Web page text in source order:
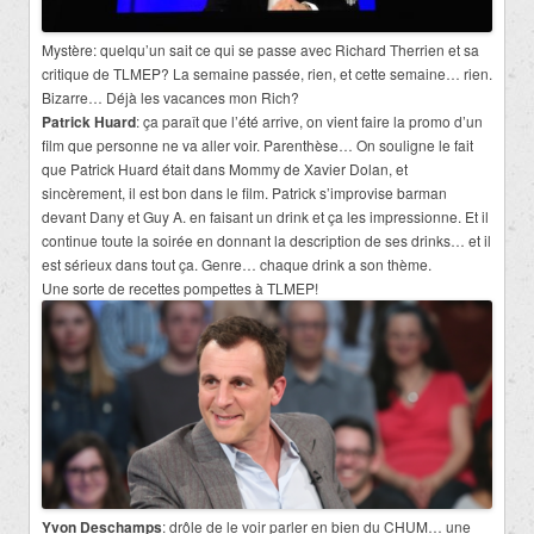
Mystère: quelqu’un sait ce qui se passe avec Richard Therrien et sa
critique de TLMEP? La semaine passée, rien, et cette semaine… rien.
Bizarre… Déjà les vacances mon Rich?
Patrick Huard: ça paraît que l’été arrive, on vient faire la promo d’un
film que personne ne va aller voir. Parenthèse… On souligne le fait
que Patrick Huard était dans Mommy de Xavier Dolan, et
sincèrement, il est bon dans le film. Patrick s’improvise barman
devant Dany et Guy A. en faisant un drink et ça les impressionne. Et il
continue toute la soirée en donnant la description de ses drinks… et il
est sérieux dans tout ça. Genre… chaque drink a son thème.
Une sorte de recettes pompettes à TLMEP!
Yvon Deschamps: drôle de le voir parler en bien du CHUM… une